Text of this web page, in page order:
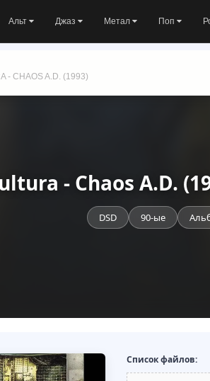
Альт Джаз Метал Поп
- CHAOS A.D. (1993)
- Chaos A.D.
DSD 90-ые
Список файлов: